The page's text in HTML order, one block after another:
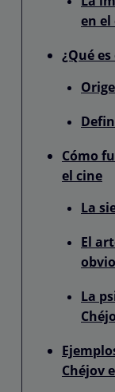
en el
¿Qué
Cómo
el cine
La
El
obvio
La
Chéjov